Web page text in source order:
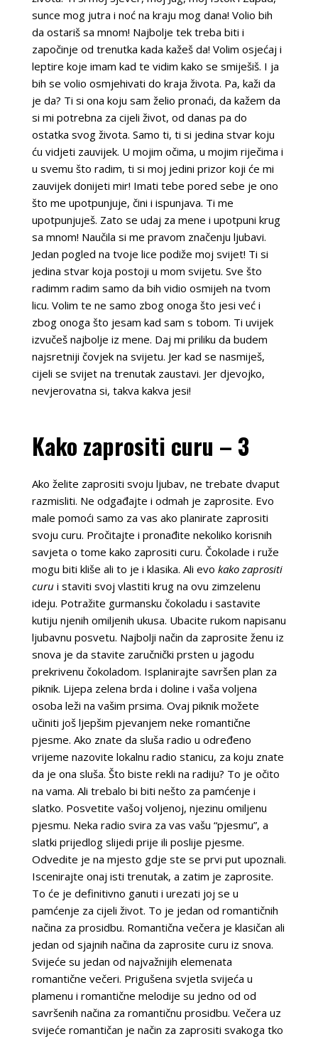
sunce mog jutra i noć na kraju mog dana! Volio bih
da ostariš sa mnom! Najbolje tek treba biti i
započinje od trenutka kada kažeš da! Volim osjećaj i
leptire koje imam kad te vidim kako se smiješiš. I ja
bih se volio osmjehivati ​​do kraja života. Pa, kaži da
je da? Ti si ona koju sam želio pronaći, da kažem da
si mi potrebna za cijeli život, od danas pa do
ostatka svog života. Samo ti, ti si jedina stvar koju
ću vidjeti zauvijek. U mojim očima, u mojim riječima i
u svemu što radim, ti si moj jedini prizor koji će mi
zauvijek donijeti mir! Imati tebe pored sebe je ono
što me upotpunjuje, čini i ispunjava. Ti me
upotpunjuješ. Zato se udaj za mene i upotpuni krug
sa mnom! Naučila si me pravom značenju ljubavi.
Jedan pogled na tvoje lice podiže moj svijet! Ti si
jedina stvar koja postoji u mom svijetu. Sve što
radimm radim samo da bih vidio osmijeh na tvom
licu. Volim te ne samo zbog onoga što jesi već i
zbog onoga što jesam kad sam s tobom. Ti uvijek
izvučeš najbolje iz mene. Daj mi priliku da budem
najsretniji čovjek na svijetu. Jer kad se nasmiješ,
cijeli se svijet na trenutak zaustavi. Jer djevojko,
nevjerovatna si, takva kakva jesi!
Kako zaprositi curu – 3
Ako želite zaprositi svoju ljubav, ne trebate dvaput
razmisliti. Ne odgađajte i odmah je zaprosite. Evo
male pomoći samo za vas ako planirate zaprositi
svoju curu. Pročitajte i pronađite nekoliko korisnih
savjeta o tome kako zaprositi curu. Čokolade i ruže
mogu biti kliše ali to je i klasika. Ali evo kako zaprositi
curu i staviti svoj vlastiti krug na ovu zimzelenu
ideju. Potražite gurmansku čokoladu i sastavite
kutiju njenih omiljenih ukusa. Ubacite rukom napisanu
ljubavnu posvetu. Najbolji način da zaprosite ženu iz
snova je da stavite zaručnički prsten u jagodu
prekrivenu čokoladom. Isplanirajte savršen plan za
piknik. Lijepa zelena brda i doline i vaša voljena
osoba leži na vašim prsima. Ovaj piknik možete
učiniti još ljepšim pjevanjem neke romantične
pjesme. Ako znate da sluša radio u određeno
vrijeme nazovite lokalnu radio stanicu, za koju znate
da je ona sluša. Što biste rekli na radiju? To je očito
na vama. Ali trebalo bi biti nešto za pamćenje i
slatko. Posvetite vašoj voljenoj, njezinu omiljenu
pjesmu. Neka radio svira za vas vašu “pjesmu”, a
slatki prijedlog slijedi prije ili poslije pjesme.
Odvedite je na mjesto gdje ste se prvi put upoznali.
Iscenirajte onaj isti trenutak, a zatim je zaprosite.
To će je definitivno ganuti i urezati joj se u
pamćenje za cijeli život. To je jedan od romantičnih
načina za prosidbu. Romantična večera je klasičan ali
jedan od sjajnih načina da zaprosite curu iz snova.
Svijeće su jedan od najvažnijih elemenata
romantične večeri. Prigušena svjetla svijeća u
plamenu i romantične melodije su jedno od od
savršenih načina za romantičnu prosidbu. Večera uz
svijeće romantičan je način za zaprositi svakoga tko